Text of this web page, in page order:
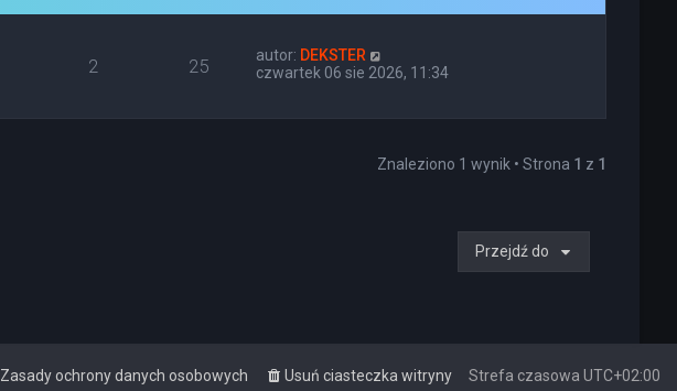
2 25 autor: DEKSTER
czwartek 06 sie 2026, 11:34
Znaleziono 1 wynik • Strona 1 z 1
Przejdź do
Strefa czasowa UTC+02:00
Usuń ciasteczka witryny
Zasady ochrony danych osobowych